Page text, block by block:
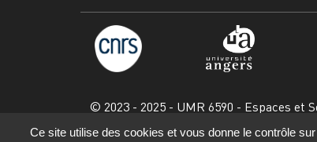
© 2023 - 2025 - UMR 6590 - Espaces et
Ce site utilise des cookies et vous donne le contrôle